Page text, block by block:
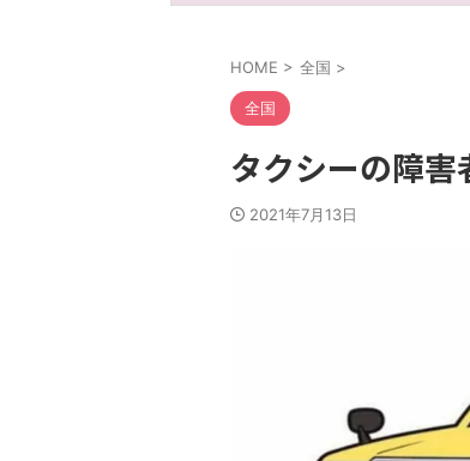
HOME > 全国 >
全国
タクシーの障
2021年7月13日